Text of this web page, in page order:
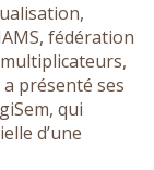
fédération
présenté ses
qui
d’une